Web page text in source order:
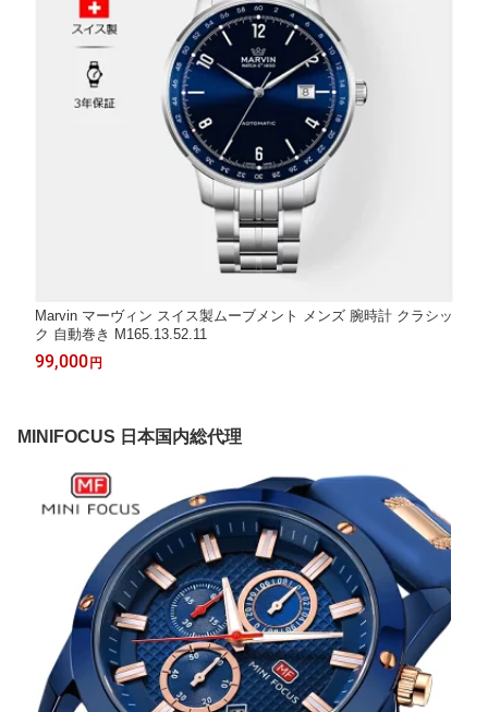
Marvin マーヴィン スイス製ムーブメント メンズ 腕時計 クラシッ
ク 自動巻き M165.13.52.11
99,000 円
MINIFOCUS 日本国内総代理